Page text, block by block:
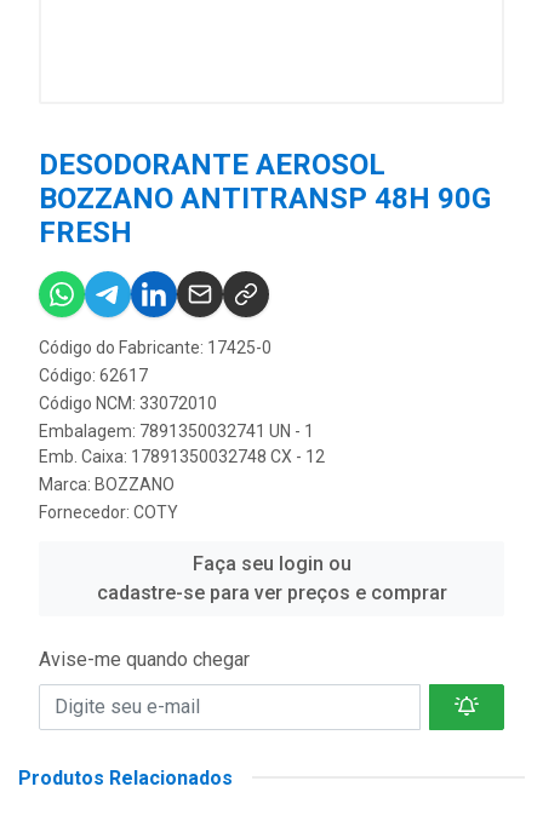
DESODORANTE AEROSOL
BOZZANO ANTITRANSP 48H 90G
FRESH
Código do Fabricante: 17425-0
Código: 62617
Código NCM: 33072010
Embalagem: 7891350032741 UN - 1
Emb. Caixa: 17891350032748 CX - 12
Marca: BOZZANO
Fornecedor: COTY
Faça seu login ou
cadastre-se para ver preços e comprar
Avise-me quando chegar
Produtos Relacionados